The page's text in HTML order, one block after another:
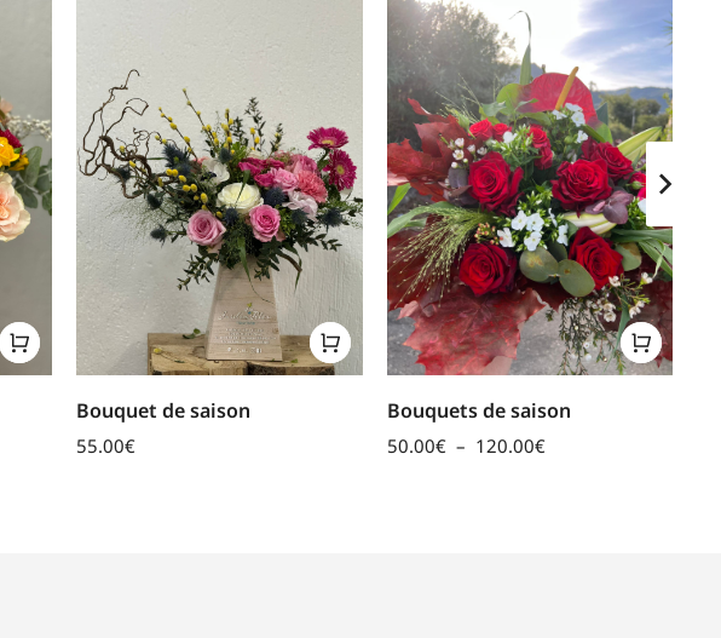
Bouquet de saison
55.00€
Bouquets de saison
50.00€ – 120.00€